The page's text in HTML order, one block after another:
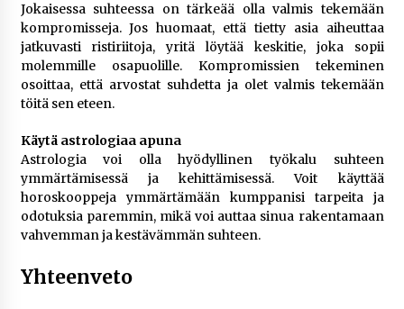
Jokaisessa suhteessa on tärkeää olla valmis tekemään
kompromisseja. Jos huomaat, että tietty asia aiheuttaa
jatkuvasti ristiriitoja, yritä löytää keskitie, joka sopii
molemmille osapuolille. Kompromissien tekeminen
osoittaa, että arvostat suhdetta ja olet valmis tekemään
töitä sen eteen.
Käytä astrologiaa apuna
Astrologia voi olla hyödyllinen työkalu suhteen
ymmärtämisessä ja kehittämisessä. Voit käyttää
horoskooppeja ymmärtämään kumppanisi tarpeita ja
odotuksia paremmin, mikä voi auttaa sinua rakentamaan
vahvemman ja kestävämmän suhteen.
Yhteenveto